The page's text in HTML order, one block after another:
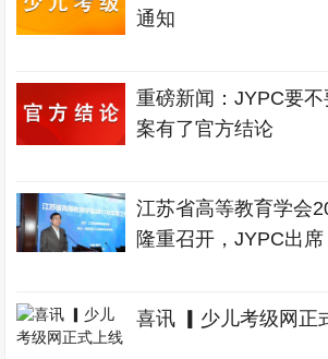
通知
重磅新闻：JYPC要
案有了官方结论
江苏省高等教育学会
隆重召开，JYPC出席
喜讯 ▎少儿考级网正